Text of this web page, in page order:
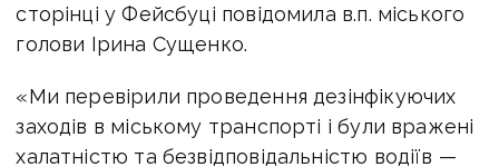
сторінці у Фейсбуці повідомила в.п. міського
голови Ірина Сущенко.
«Ми перевірили проведення дезінфікуючих
заходів в міському транспорті і були вражені
халатністю та безвідповідальністю водіїв —